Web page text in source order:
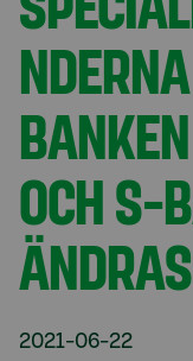
OCH S-
2021-06-22